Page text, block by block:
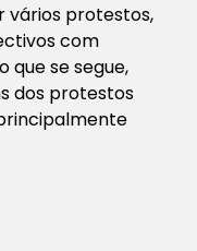
vários protestos,
com
que se segue,
dos protestos